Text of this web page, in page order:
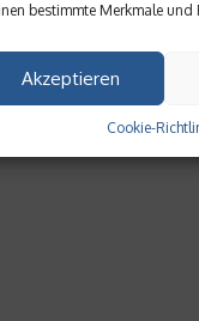
bestimmte Merkmale
Akzeptieren
Cookie-